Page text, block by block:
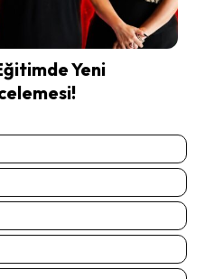
Yeni